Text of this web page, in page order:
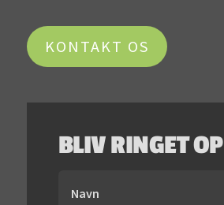
KONTAKT OS
BLIV RINGET OP